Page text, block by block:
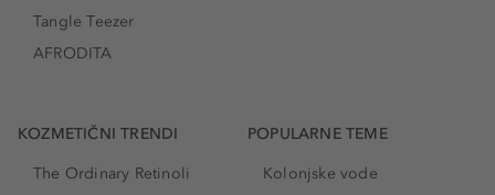
Tangle Teezer
AFRODITA
KOZMETIČNI TRENDI
The Ordinary Retinoli
POPULARNE TEME
Kolonjske vode